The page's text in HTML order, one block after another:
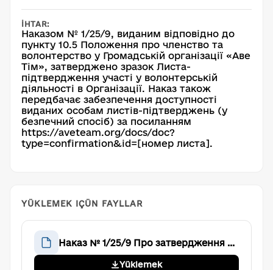
İHTAR:
Наказом № 1/25/9, виданим відповідно до
пункту 10.5 Положення про членство та
волонтерство у Громадській організації «Аве
Тім», затверджено зразок Листа-
підтвердження участі у волонтерській
діяльності в Організації. Наказ також
передбачає забезпечення доступності
виданих особам листів-підтверджень (у
безпечний спосіб) за посиланням
https://aveteam.org/docs/doc?
type=confirmation&id=[номер листа].
YÜKLEMEK IÇÜN FAYLLAR
Наказ № 1/25/9 Про затвердження формату та зразку Листа-підтвердження участі в волонтерській діяльності у Громадській організації «Аве Тім»
Yüklemek